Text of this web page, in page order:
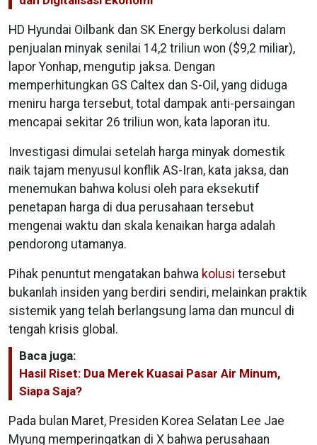
HD Hyundai Oilbank dan SK Energy berkolusi dalam
penjualan minyak senilai 14,2 triliun won ($9,2 miliar),
lapor Yonhap, mengutip jaksa. Dengan
memperhitungkan GS Caltex dan S-Oil, yang diduga
meniru harga tersebut, total dampak anti-persaingan
mencapai sekitar 26 triliun won, kata laporan itu.
Investigasi dimulai setelah harga minyak domestik
naik tajam menyusul konflik AS-Iran, kata jaksa, dan
menemukan bahwa kolusi oleh para eksekutif
penetapan harga di dua perusahaan tersebut
mengenai waktu dan skala kenaikan harga adalah
pendorong utamanya.
Pihak penuntut mengatakan bahwa kolusi tersebut
bukanlah insiden yang berdiri sendiri, melainkan praktik
sistemik yang telah berlangsung lama dan muncul di
tengah krisis global.
Baca juga:
Hasil Riset: Dua Merek Kuasai Pasar Air Minum,
Siapa Saja?
Pada bulan Maret, Presiden Korea Selatan Lee Jae
Myung memperingatkan di X bahwa perusahaan